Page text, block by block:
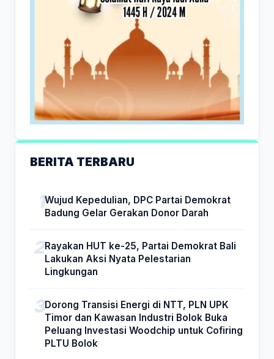
BERITA TERBARU
Wujud Kepedulian, DPC Partai Demokrat
Badung Gelar Gerakan Donor Darah
Rayakan HUT ke-25, Partai Demokrat Bali
Lakukan Aksi Nyata Pelestarian
Lingkungan
Dorong Transisi Energi di NTT, PLN UPK
Timor dan Kawasan Industri Bolok Buka
Peluang Investasi Woodchip untuk Cofiring
PLTU Bolok